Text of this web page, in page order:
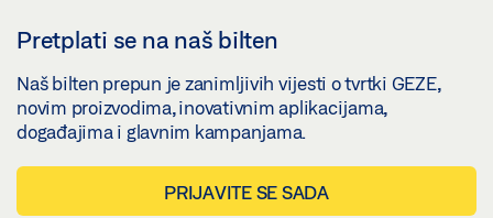
Pretplati se na naš bilten
Naš bilten prepun je zanimljivih vijesti o tvrtki GEZE,
novim proizvodima, inovativnim aplikacijama,
događajima i glavnim kampanjama.
PRIJAVITE SE SADA